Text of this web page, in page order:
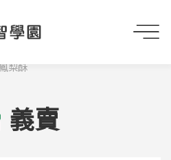
梨酥
義賣